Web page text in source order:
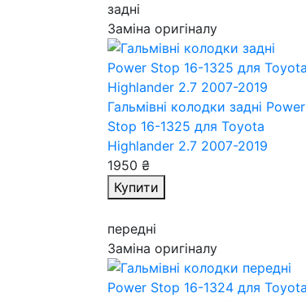
задні
Заміна оригіналу
Гальмівні колодки задні Power
Stop 16-1325 для Toyota
Highlander 2.7 2007-2019
1950 ₴
Купити
передні
Заміна оригіналу